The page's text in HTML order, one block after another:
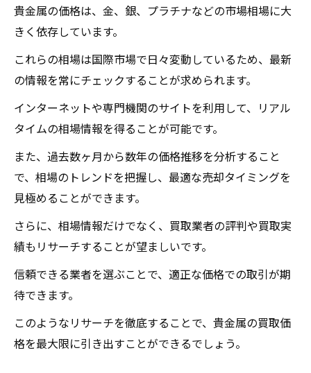
貴金属の価格は、金、銀、プラチナなどの市場相場に大
きく依存しています。
これらの相場は国際市場で日々変動しているため、最新
の情報を常にチェックすることが求められます。
インターネットや専門機関のサイトを利用して、リアル
タイムの相場情報を得ることが可能です。
また、過去数ヶ月から数年の価格推移を分析すること
で、相場のトレンドを把握し、最適な売却タイミングを
見極めることができます。
さらに、相場情報だけでなく、買取業者の評判や買取実
績もリサーチすることが望ましいです。
信頼できる業者を選ぶことで、適正な価格での取引が期
待できます。
このようなリサーチを徹底することで、貴金属の買取価
格を最大限に引き出すことができるでしょう。